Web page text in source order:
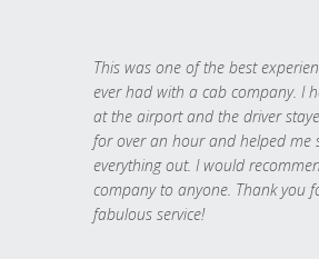
This was one of the best
ever had with a cab company. I
at the airport and the driver
for over an hour and helped me
everything out. I would
company to anyone. Thank you
fabulous service!